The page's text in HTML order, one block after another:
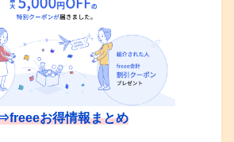
お得情報まとめ